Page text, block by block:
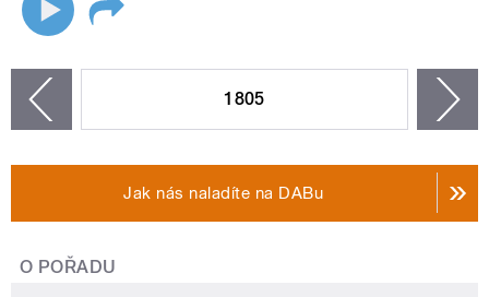
1805
Jak nás naladíte na DABu
O POŘADU